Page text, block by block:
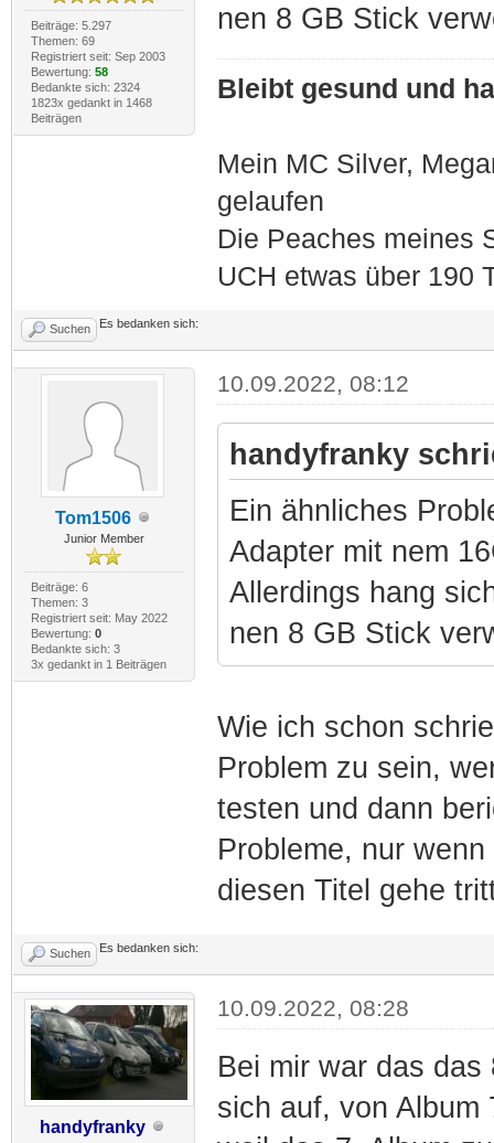
Beiträge: 5.297
Themen: 69
Registriert seit: Sep 2003
Bewertung: 58
Bedankte sich: 2324
1823x gedankt in 1468
Beiträgen
nen 8 GB Stick
Bleibt gesund und
Mein MC Silver,
gelaufen
Die Peaches meines
UCH etwas über 190
Suchen Es bedanken sich:
Tom1506
Junior Member
Beiträge: 6
Themen: 3
Registriert seit: May 2022
Bewertung: 0
Bedankte sich: 3
3x gedankt in 1 Beiträgen
10.09.2022, 08:12
handyfranky
Ein ähnliches
Adapter mit nem
Allerdings hang
nen 8 GB Stick
Wie ich schon
Problem zu sein,
testen und dann
Probleme, nur
diesen Titel gehe
Suchen Es bedanken sich:
handyfranky
10.09.2022, 08:28
Bei mir war das
sich auf, von Album